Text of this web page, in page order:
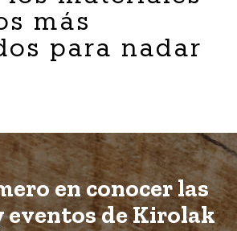
más
para nadar
en conocer las
eventos de Kirolak